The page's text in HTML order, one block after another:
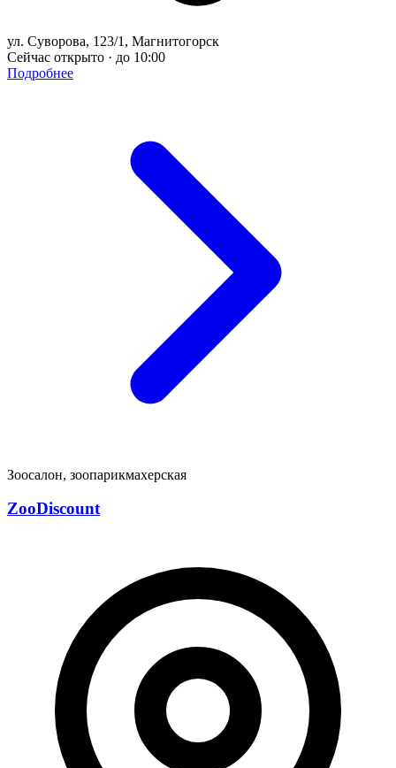
ул. Суворова, 123/1, Магнитогорск
Сейчас открыто · до 10:00
Подробнее
Зоосалон, зоопарикмахерская
ZooDiscount